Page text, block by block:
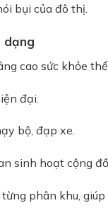
bụi của đô thị.
dạng
cao sức khỏe
đại.
bộ, đạp xe.
sinh hoạt cộng
phân khu,